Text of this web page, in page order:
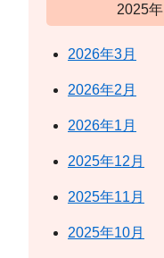
2025年
2026年3月
2026年2月
2026年1月
2025年12月
2025年11月
2025年10月